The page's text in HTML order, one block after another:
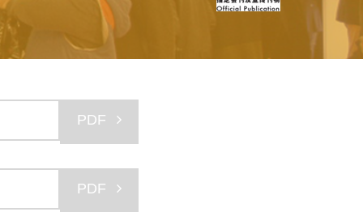
PDF
PDF